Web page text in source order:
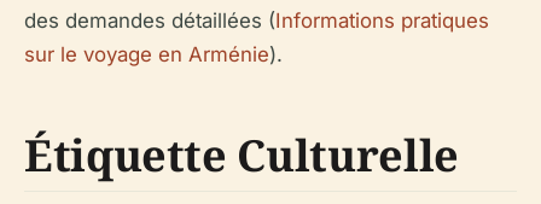
des demandes détaillées (Informations pratiques
sur le voyage en Arménie).
Étiquette Culturelle